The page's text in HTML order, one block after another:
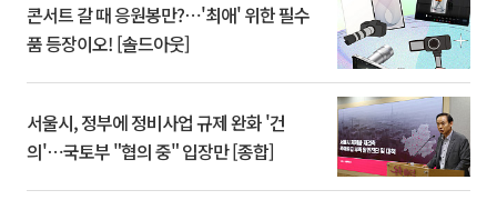
콘서트 갈 때 응원봉만?⋯'최애' 위한 필수
품 등장이오! [솔드아웃]
서울시, 정부에 정비사업 규제 완화 '건
의'⋯국토부 "협의 중" 입장만 [종합]